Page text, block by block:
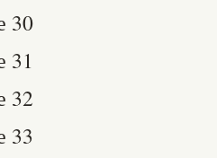
30
31
32
33